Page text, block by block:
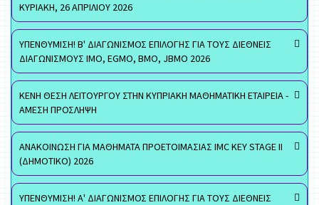
ΚΥΡΙΑΚΗ, 26 ΑΠΡΙΛΙΟΥ 2026
ΥΠΕΝΘΥΜΙΣΗ! Β' ΔΙΑΓΩΝΙΣΜΟΣ ΕΠΙΛΟΓΗΣ ΓΙΑ ΤΟΥΣ ΔΙΕΘΝΕΙΣ
ΔΙΑΓΩΝΙΣΜΟΥΣ ΙΜΟ, EGMO, ΒΜΟ, JBMO 2026
ΚΕΝΗ ΘΕΣΗ ΛΕΙΤΟΥΡΓΟΥ ΣΤΗΝ ΚΥΠΡΙΑΚΗ ΜΑΘΗΜΑΤΙΚΗ ΕΤΑΙΡΕΙΑ -
ΑΜΕΣΗ ΠΡΟΣΛΗΨΗ
ΑΝΑΚΟΙΝΩΣΗ ΓΙΑ ΜΑΘΗΜΑΤΑ ΠΡΟΕΤΟΙΜΑΣΙΑΣ IMC KEY STAGE II
(ΔΗΜΟΤΙΚΟ) 2026
ΥΠΕΝΘΥΜΙΣΗ! Α' ΔΙΑΓΩΝΙΣΜΟΣ ΕΠΙΛΟΓΗΣ ΓΙΑ ΤΟΥΣ ΔΙΕΘΝΕΙΣ